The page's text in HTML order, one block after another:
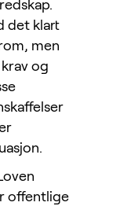
det klart
men
og
offentlige